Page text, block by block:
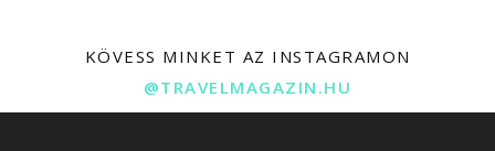
KÖVESS MINKET AZ INSTAGRAMON
@TRAVELMAGAZIN.HU